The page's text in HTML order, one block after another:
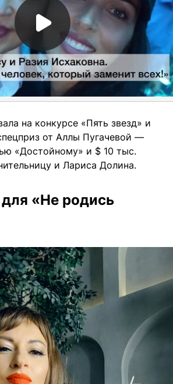
на конкурсе «Пять звезд» и
от Аллы Пугачевой —
«Достойному» и $ 10 тыс.
и Лариса Долина.
«Не родись